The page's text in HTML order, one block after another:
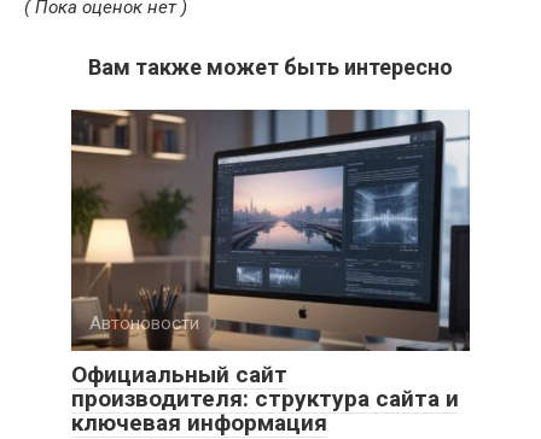
( Пока оценок нет )
Вам также может быть интересно
Автоновости
Официальный сайт
производителя: структура сайта и
ключевая информация